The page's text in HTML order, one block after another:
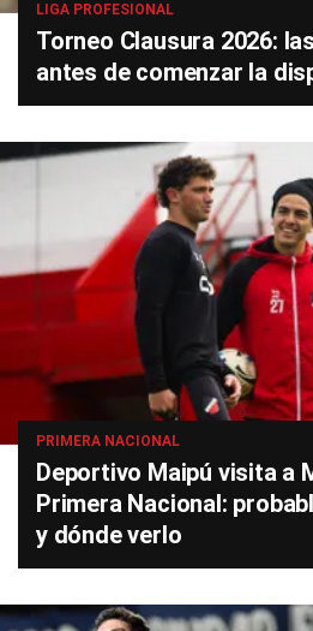
LIGA PROFESIONAL
Torneo Clausura 2026:
antes de comenzar la
PRIMERA NACIONAL
Deportivo Maipú visita a
Primera Nacional:
y dónde verlo